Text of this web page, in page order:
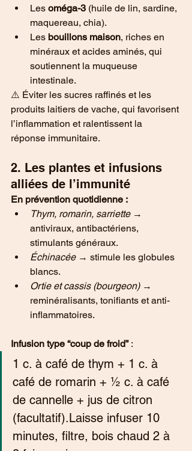
Les oméga-3 (huile de lin, sardine,
maquereau, chia).
Les bouillons maison, riches en
minéraux et acides aminés, qui
soutiennent la muqueuse
intestinale.
⚠️ Éviter les sucres raffinés et les
produits laitiers de vache, qui favorisent
l’inflammation et ralentissent la
réponse immunitaire.
2. Les plantes et infusions
alliées de l’immunité
En prévention quotidienne :
Thym, romarin, sarriette →
antiviraux, antibactériens,
stimulants généraux.
Échinacée → stimule les globules
blancs.
Ortie et cassis (bourgeon) →
reminéralisants, tonifiants et anti-
inflammatoires.
Infusion type “coup de froid” :
1 c. à café de thym + 1 c. à
café de romarin + ½ c. à café
de cannelle + jus de citron
(facultatif).Laisse infuser 10
minutes, filtre, bois chaud 2 à